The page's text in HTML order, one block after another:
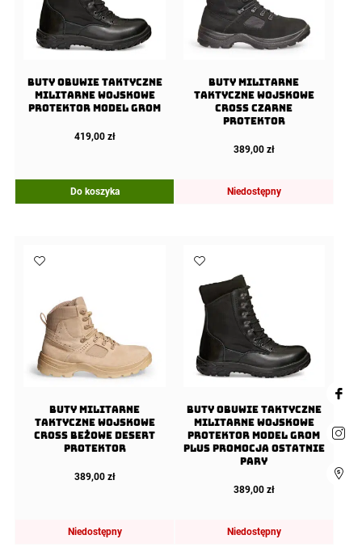
Buty OBUWIE TAKTYCZNE
MILITARNE WOJSKOWE
Protektor Model Grom
419,00 zł
Do koszyka
Buty MILITARNE
TAKTYCZNE WOJSKOWE
Cross Czarne
Protektor
389,00 zł
Niedostępny
Buty MILITARNE
TAKTYCZNE WOJSKOWE
Cross Beżowe Desert
Protektor
389,00 zł
Niedostępny
Buty OBUWIE TAKTYCZNE
MILITARNE WOJSKOWE
Protektor Model Grom
Plus Promocja ostatnie
pary
389,00 zł
Niedostępny